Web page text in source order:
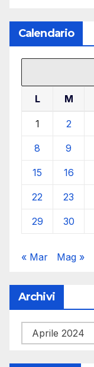
Calendario
L M
1 2
8 9
15 16
22 23
29 30
« Mar Mag »
Archivi
Archivi